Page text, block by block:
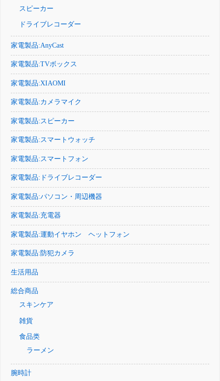
スピーカー
ドライブレコーダー
家電製品:AnyCast
家電製品:TVボックス
家電製品:XIAOMI
家電製品:カメラマイク
家電製品:スピーカー
家電製品:スマートウォッチ
家電製品:スマートフォン
家電製品:ドライブレコーダー
家電製品:パソコン・周辺機器
家電製品:充電器
家電製品:運動イヤホン ヘットフォン
家電製品:防犯カメラ
生活用品
総合商品
スキンケア
雑貨
食品类
ラーメン
腕時計